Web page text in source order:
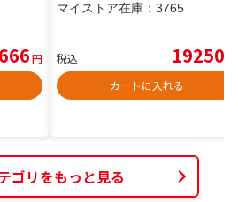
円
マイストア在庫： 3765
税込 19250
カートに入れる
ゴリをもっと見る